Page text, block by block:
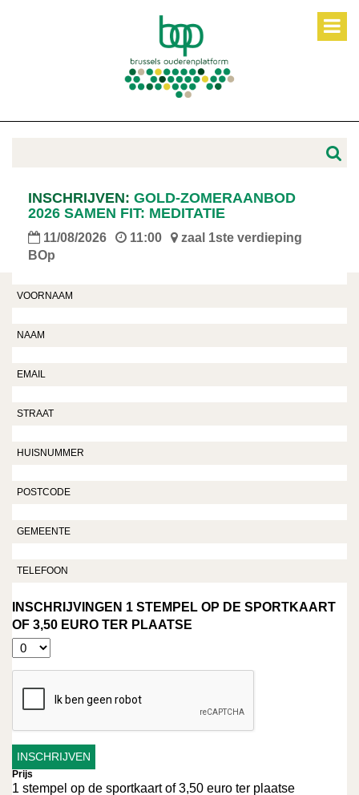
INSCHRIJVEN: GOLD-ZOMERAANBOD
2026 SAMEN FIT: MEDITATIE
11/08/2026 11:00
zaal 1ste verdieping
BOp
1 STEMPEL OP DE SPORTKAART
OF 3,50 EURO TER PLAATSE
Prijs
1 stempel op de sportkaart of 3,50 euro ter plaatse